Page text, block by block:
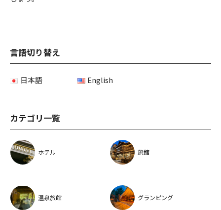
言語切り替え
日本語 English
カテゴリ一覧
ホテル 旅館
温泉旅館 グランピング